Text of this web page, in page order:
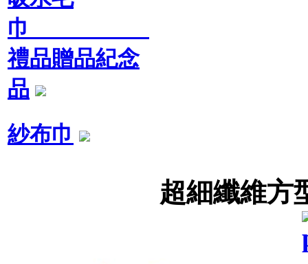
巾
禮品贈品紀念
品
紗布巾
超細纖維方